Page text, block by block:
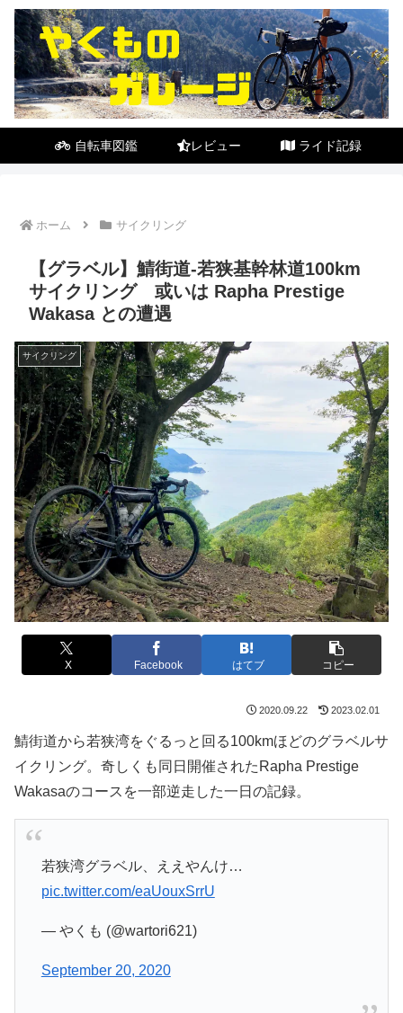
自転車図鑑 レビュー ライド記録
ホーム サイクリング
【グラベル】鯖街道-若狭基幹林道100km
サイクリング 或いは Rapha Prestige
Wakasa との遭遇
サイクリング
X Facebook はてブ コピー
2020.09.22 2023.02.01
鯖街道から若狭湾をぐるっと回る100kmほどのグラベルサ
イクリング。奇しくも同日開催されたRapha Prestige
Wakasaのコースを一部逆走した一日の記録。
若狭湾グラベル、ええやんけ…
pic.twitter.com/eaUouxSrrU
— やくも (@wartori621)
September 20, 2020